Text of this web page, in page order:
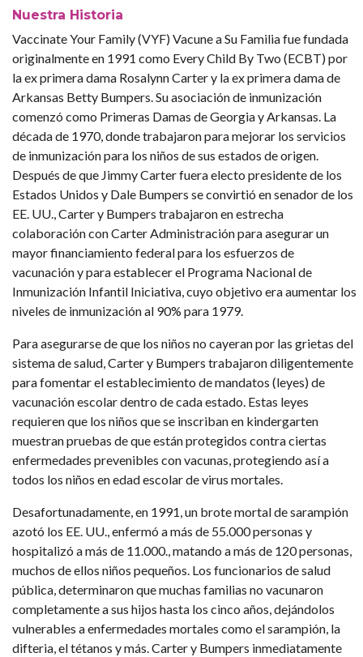
Nuestra Historia
Vaccinate Your Family (VYF) Vacune a Su Familia fue fundada
originalmente en 1991 como Every Child By Two (ECBT) por
la ex primera dama Rosalynn Carter y la ex primera dama de
Arkansas Betty Bumpers. Su asociación de inmunización
comenzó como Primeras Damas de Georgia y Arkansas. La
década de 1970, donde trabajaron para mejorar los servicios
de inmunización para los niños de sus estados de origen.
Después de que Jimmy Carter fuera electo presidente de los
Estados Unidos y Dale Bumpers se convirtió en senador de los
EE. UU., Carter y Bumpers trabajaron en estrecha
colaboración con Carter Administración para asegurar un
mayor financiamiento federal para los esfuerzos de
vacunación y para establecer el Programa Nacional de
Inmunización Infantil Iniciativa, cuyo objetivo era aumentar los
niveles de inmunización al 90% para 1979.
Para asegurarse de que los niños no cayeran por las grietas del
sistema de salud, Carter y Bumpers trabajaron diligentemente
para fomentar el establecimiento de mandatos (leyes) de
vacunación escolar dentro de cada estado. Estas leyes
requieren que los niños que se inscriban en kindergarten
muestran pruebas de que están protegidos contra ciertas
enfermedades prevenibles con vacunas, protegiendo así a
todos los niños en edad escolar de virus mortales.
Desafortunadamente, en 1991, un brote mortal de sarampión
azotó los EE. UU., enfermó a más de 55.000 personas y
hospitalizó a más de 11.000., matando a más de 120 personas,
muchos de ellos niños pequeños. Los funcionarios de salud
pública, determinaron que muchas familias no vacunaron
completamente a sus hijos hasta los cinco años, dejándolos
vulnerables a enfermedades mortales como el sarampión, la
difteria, el tétanos y más. Carter y Bumpers inmediatamente